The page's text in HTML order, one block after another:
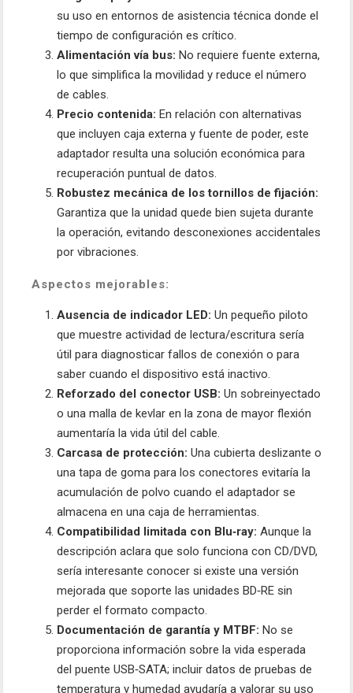
su uso en entornos de asistencia técnica donde el
tiempo de configuración es crítico.
Alimentación vía bus: No requiere fuente externa,
lo que simplifica la movilidad y reduce el número
de cables.
Precio contenida: En relación con alternativas
que incluyen caja externa y fuente de poder, este
adaptador resulta una solución económica para
recuperación puntual de datos.
Robustez mecánica de los tornillos de fijación:
Garantiza que la unidad quede bien sujeta durante
la operación, evitando desconexiones accidentales
por vibraciones.
Aspectos mejorables:
Ausencia de indicador LED: Un pequeño piloto
que muestre actividad de lectura/escritura sería
útil para diagnosticar fallos de conexión o para
saber cuando el dispositivo está inactivo.
Reforzado del conector USB: Un sobreinyectado
o una malla de kevlar en la zona de mayor flexión
aumentaría la vida útil del cable.
Carcasa de protección: Una cubierta deslizante o
una tapa de goma para los conectores evitaría la
acumulación de polvo cuando el adaptador se
almacena en una caja de herramientas.
Compatibilidad limitada con Blu‑ray: Aunque la
descripción aclara que solo funciona con CD/DVD,
sería interesante conocer si existe una versión
mejorada que soporte las unidades BD‑RE sin
perder el formato compacto.
Documentación de garantía y MTBF: No se
proporciona información sobre la vida esperada
del puente USB‑SATA; incluir datos de pruebas de
temperatura y humedad ayudaría a valorar su uso